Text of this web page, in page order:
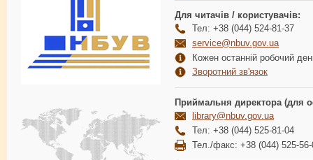
Для читачів / користувачів:
Тел: +38 (044) 524-81-37
service@nbuv.gov.ua
Кожен останній робочий
Зворотний зв'язок
Приймальня директора (для
library@nbuv.gov.ua
Тел: +38 (044) 525-81-04
Тел./факс: +38 (044) 525-56-